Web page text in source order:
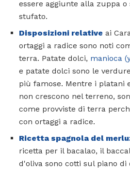
essere aggiunte alla zuppa o
stufato.
Disposizioni relative ai
ortaggi a radice sono noti
terra. Patate dolci, manioca
e patate dolci sono le
più famose. Mentre i platani
non crescono nel terreno,
come provviste di terra
con ortaggi a radice.
Ricetta spagnola del
ricetta per il bacalao, il
d'oliva sono cotti sul piano